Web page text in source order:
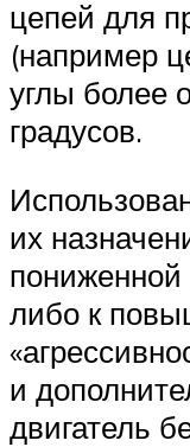
цепей для
(например
углы более
градусов.
их
пониженной
либо к
и
двигатель